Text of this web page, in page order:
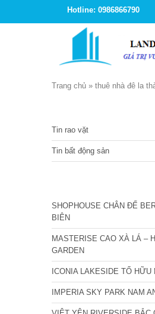
Hotline: 0986866790
Trang chủ » thuê nhà đê la
Tin rao vặt
Tin bất động sản
SHOPHOUSE CHÂN ĐẾ
BIÊN
MASTERISE CAO XÀ LÁ –
GARDEN
ICONIA LAKESIDE TỐ HỮU
IMPERIA SKY PARK NAM